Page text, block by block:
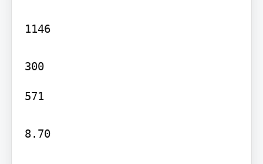
1146
300
571
8.70